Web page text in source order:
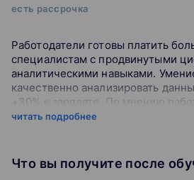
есть рассрочка
Работодатели готовы платить
специалистам с продвинутыми
аналитическими навыками.
качественно анализировать
+30% к зарплате. По мнению
современный финансист должен
Требования к бухгалтерам тоже
читать подробнее
Что вы получите после